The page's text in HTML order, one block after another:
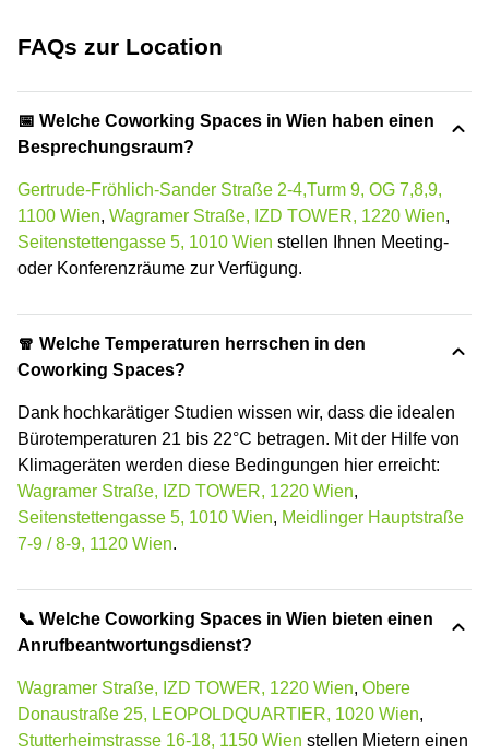
FAQs zur Location
📅 Welche Coworking Spaces in Wien haben einen
Besprechungsraum?
Gertrude-Fröhlich-Sander Straße 2-4,Turm 9, OG 7,8,9,
1100 Wien, Wagramer Straße, IZD TOWER, 1220 Wien,
Seitenstettengasse 5, 1010 Wien stellen Ihnen Meeting-
oder Konferenzräume zur Verfügung.
🧣 Welche Temperaturen herrschen in den
Coworking Spaces?
Dank hochkarätiger Studien wissen wir, dass die idealen
Bürotemperaturen 21 bis 22°C betragen. Mit der Hilfe von
Klimageräten werden diese Bedingungen hier erreicht:
Wagramer Straße, IZD TOWER, 1220 Wien,
Seitenstettengasse 5, 1010 Wien, Meidlinger Hauptstraße
7-9 / 8-9, 1120 Wien.
📞 Welche Coworking Spaces in Wien bieten einen
Anrufbeantwortungsdienst?
Wagramer Straße, IZD TOWER, 1220 Wien, Obere
Donaustraße 25, LEOPOLDQUARTIER, 1020 Wien,
Stutterheimstrasse 16-18, 1150 Wien stellen Mietern einen